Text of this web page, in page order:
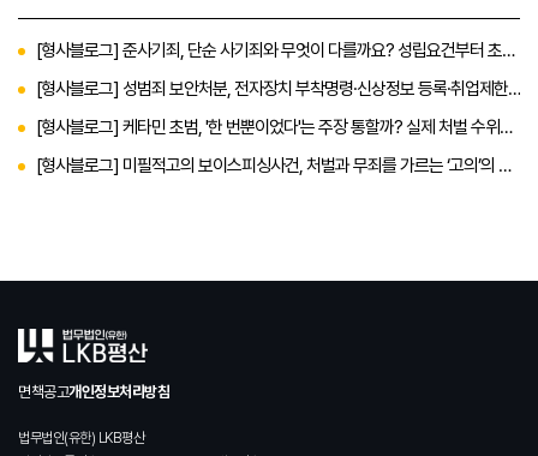
[형사블로그] 준사기죄, 단순 사기죄와 무엇이 다를까요? 성립요건부터 초기
대응에 대한 내용까지
[형사블로그] 성범죄 보안처분, 전자장치 부착명령·신상정보 등록·취업제한
까지 총정리
[형사블로그] 케타민 초범, '한 번뿐이었다'는 주장 통할까? 실제 처벌 수위와
대응 전략
[형사블로그] 미필적고의 보이스피싱사건, 처벌과 무죄를 가르는 ‘고의’의 판
면책공고개인정보처리방침
법무법인(유한) LKB평산